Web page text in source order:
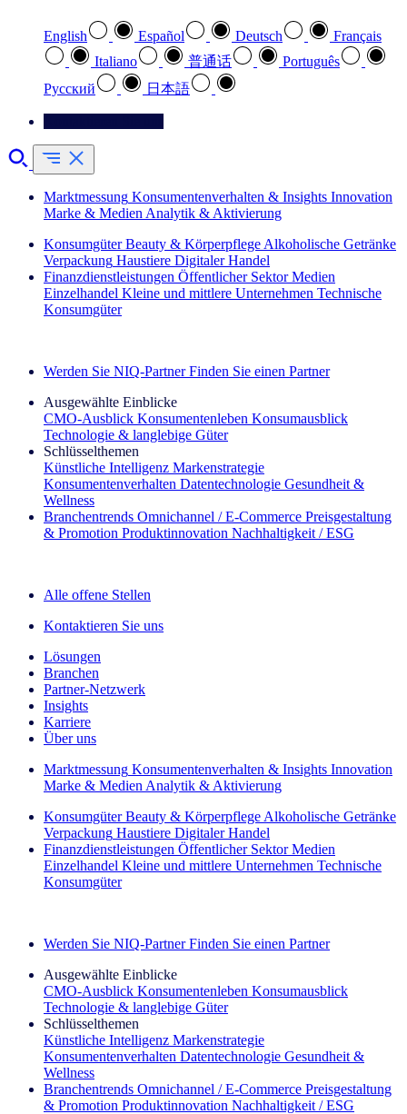
English Español Deutsch
Français
Italiano
普通话
Português
Pусский
日本語
Marktmessung Konsumentenverhalten & Insights Innovation
Marke & Medien Analytik & Aktivierung
Konsumgüter Beauty & Körperpflege Alkoholische Getränke
Verpackung Haustiere Digitaler Handel
Finanzdienstleistungen Öffentlicher Sektor Medien
Einzelhandel Kleine und mittlere Unternehmen Technische
Konsumgüter
Werden Sie NIQ-Partner Finden Sie einen Partner
Ausgewählte Einblicke
CMO‑Ausblick Konsumentenleben Konsumausblick
Technologie & langlebige Güter
Schlüsselthemen
Künstliche Intelligenz Markenstrategie
Konsumentenverhalten Datentechnologie Gesundheit &
Wellness
Branchentrends Omnichannel / E‑Commerce Preisgestaltung
& Promotion Produktinnovation Nachhaltigkeit / ESG
Alle offene Stellen
Kontaktieren Sie uns
Lösungen
Branchen
Partner-Netzwerk
Insights
Karriere
Über uns
Marktmessung Konsumentenverhalten & Insights Innovation
Marke & Medien Analytik & Aktivierung
Konsumgüter Beauty & Körperpflege Alkoholische Getränke
Verpackung Haustiere Digitaler Handel
Finanzdienstleistungen Öffentlicher Sektor Medien
Einzelhandel Kleine und mittlere Unternehmen Technische
Konsumgüter
Werden Sie NIQ-Partner Finden Sie einen Partner
Ausgewählte Einblicke
CMO‑Ausblick Konsumentenleben Konsumausblick
Technologie & langlebige Güter
Schlüsselthemen
Künstliche Intelligenz Markenstrategie
Konsumentenverhalten Datentechnologie Gesundheit &
Wellness
Branchentrends Omnichannel / E‑Commerce Preisgestaltung
& Promotion Produktinnovation Nachhaltigkeit / ESG